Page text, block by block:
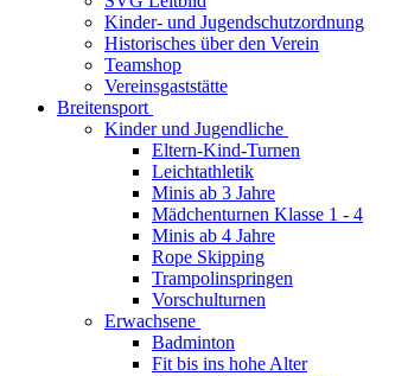
Kinder- und Jugendschutzordnung
Historisches über den Verein
Teamshop
Vereinsgaststätte
Breitensport
Kinder und Jugendliche
Eltern-Kind-Turnen
Leichtathletik
Minis ab 3 Jahre
Mädchenturnen Klasse 1 - 4
Minis ab 4 Jahre
Rope Skipping
Trampolinspringen
Vorschulturnen
Erwachsene
Badminton
Fit bis ins hohe Alter